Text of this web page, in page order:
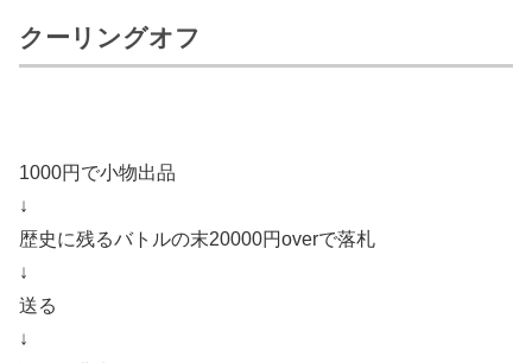
クーリングオフ
1000円で小物出品
↓
歴史に残るバトルの末20000円overで落札
↓
送る
↓